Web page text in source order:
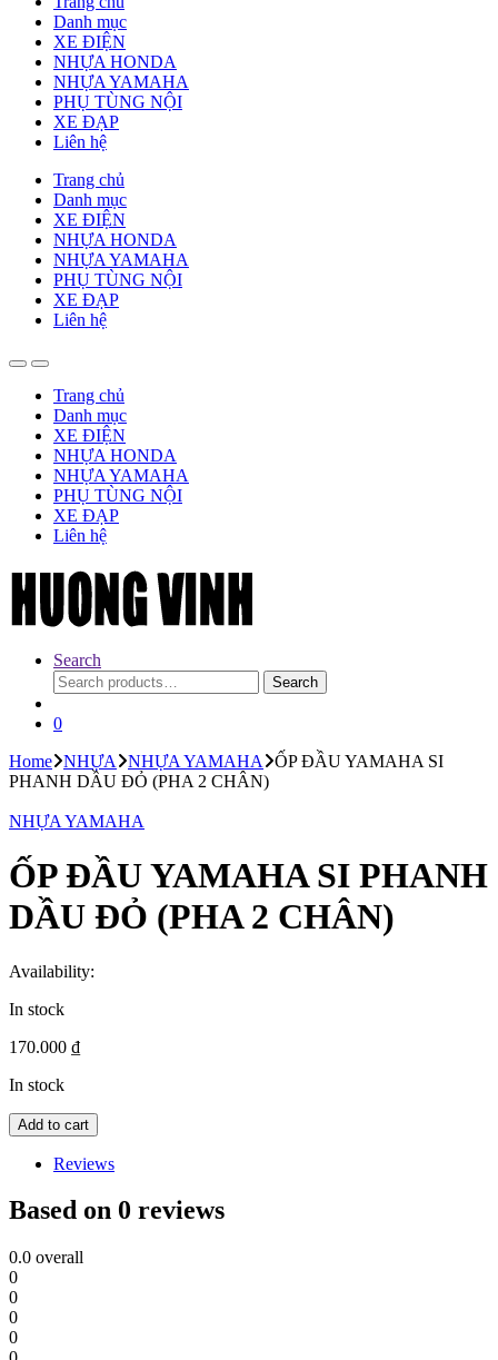
Danh mục
XE ĐIỆN
NHỰA HONDA
NHỰA YAMAHA
PHỤ TÙNG NỘI
XE ĐẠP
Liên hệ
Trang chủ
Danh mục
XE ĐIỆN
NHỰA HONDA
NHỰA YAMAHA
PHỤ TÙNG NỘI
XE ĐẠP
Liên hệ
Trang chủ
Danh mục
XE ĐIỆN
NHỰA HONDA
NHỰA YAMAHA
PHỤ TÙNG NỘI
XE ĐẠP
Liên hệ
Search
Search
for:
Search
0
Home NHỰA NHỰA YAMAHA
ỐP ĐẦU YAMAHA SI
PHANH DẦU ĐỎ (PHA 2 CHÂN)
NHỰA YAMAHA
ỐP ĐẦU YAMAHA SI PHANH
DẦU ĐỎ (PHA 2 CHÂN)
Availability:
In stock
170.000 ₫
In stock
Add to cart
Reviews
Based on 0 reviews
0.0 overall
0
0
0
0